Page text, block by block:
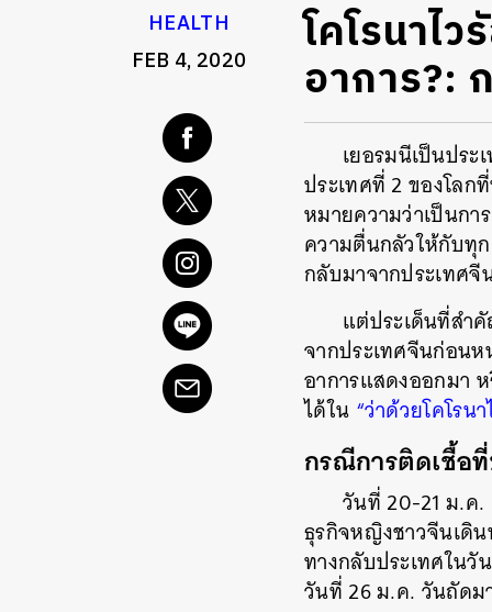
HEALTH
FEB 4, 2020
โคโรนาไ
อาการ?:
เยอรมนีเป็นปร
ประเทศที่ 2 ของโล
หมายความว่าเป็นก
ความตื่นกลัวให้กับทุ
กลับมาจากประเทศ
แต่ประเด็นที่สำ
จากประเทศจีนก่อนห
อาการแสดงออกมา
ได้ใน “ว่าด้วยโคโรน
กรณีการติดเชื้อ
วันที่ 20-21 ม.ค
ธุรกิจหญิงชาวจีนเดิน
ทางกลับประเทศใน
วันที่ 26 ม.ค. วันถัดม